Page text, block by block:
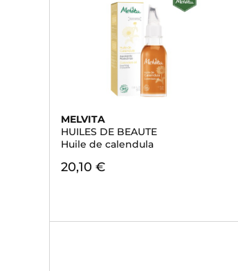
MELVITA
HUILES DE BEAUTE
Huile de calendula
20,10 €